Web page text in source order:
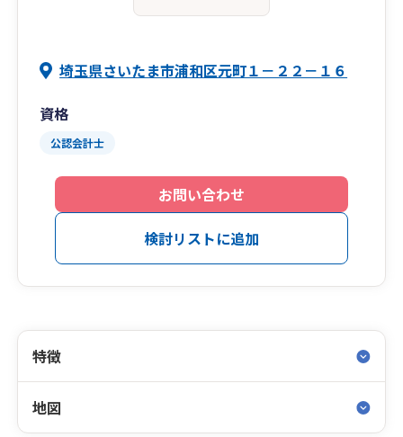
埼玉県さいたま市浦和区元町１－２２－１６
資格
公認会計士
お問い合わせ
検討リストに追加
特徴
地図